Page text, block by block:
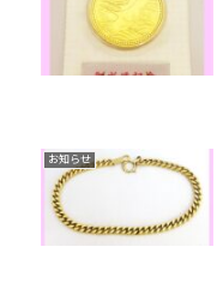
お知らせ